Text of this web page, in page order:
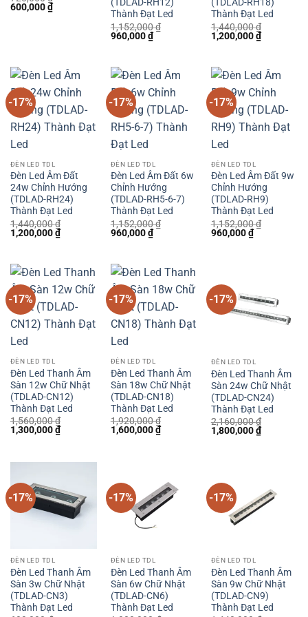
Giá
600,000₫Giá
hiện
Thành Đạt Led
1,152,000₫
Giá
960,000₫Giá
hiện
960,000 ₫.
Thành Đạt Led
1,440,000₫
Giá
gốc
1,200,000₫Giá
hiện
1,200,000
-17%
ĐÈN LED TDL
Đèn Led Âm Đất
24w Chỉnh Hướng
(TDLAD-RH24)
Thành Đạt Led
1,440,000₫
Giá
gốc
1,200,000₫Giá
hiện
1,200,000 ₫.
-17%
ĐÈN LED TDL
Đèn Led Âm Đất 6w
Chỉnh Hướng
(TDLAD-RH5-6-7)
Thành Đạt Led
1,152,000₫
Giá
960,000₫Giá
hiện
960,000 ₫.
-17%
ĐÈN LED TDL
Đèn Led Âm Đất 9w
Chỉnh Hướng
(TDLAD-RH9)
Thành Đạt Led
1,152,000₫
Giá
960,000₫Giá
hiện
-17%
ĐÈN LED TDL
Đèn Led Thanh Âm
Sàn 12w Chữ Nhật
(TDLAD-CN12)
Thành Đạt Led
1,560,000₫
Giá
gốc
1,300,000₫Giá
hiện
1,300,000 ₫.
-17%
ĐÈN LED TDL
Đèn Led Thanh Âm
Sàn 18w Chữ Nhật
(TDLAD-CN18)
Thành Đạt Led
1,920,000₫
Giá
gốc
1,600,000₫Giá
hiện
-17%
ĐÈN LED TDL
Đèn Led Thanh Âm
Sàn 24w Chữ Nhật
(TDLAD-CN24)
Thành Đạt Led
2,160,000₫
Giá
gốc
1,800,000₫Giá
hiện
-17%
ĐÈN LED TDL
Đèn Led Thanh Âm
Sàn 3w Chữ Nhật
(TDLAD-CN3)
Thành Đạt Led
-17%
ĐÈN LED TDL
Đèn Led Thanh Âm
Sàn 6w Chữ Nhật
(TDLAD-CN6)
Thành Đạt Led
-17%
ĐÈN LED TDL
Đèn Led Thanh Âm
Sàn 9w Chữ Nhật
(TDLAD-CN9)
Thành Đạt Led